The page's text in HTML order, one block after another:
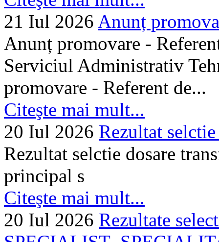
21 Iul 2026 Anunț
Anunț promovare -
Serviciul Administrativ
promovare - Referent de...
Citeşte mai mult...
20 Iul 2026 Rezultat
Rezultat selctie dosare
principal s
Citeşte mai mult...
20 Iul 2026 Rezultate